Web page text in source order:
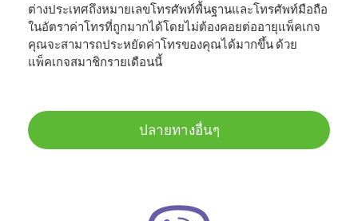
ต่างประเทศถึงหมายเลขโทรศัพท์พื้นฐานและโทรศัพท์มือถือ
ในอัตราค่าโทรที่ถูกมากได้โดยไม่ต้องคอยต่ออายุแพ็คเกจ
คุณจะสามารถประหยัดค่าโทรของคุณได้มากขึ้น ด้วย
แพ็คเกจสมาชิกรายเดือนนี้
ปลายทางอื่นๆ